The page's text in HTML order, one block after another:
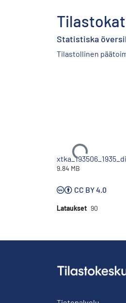
Statistiska
Tilastollinen
Ladataan...
9.84 MB
CC BY 4.0
Lataukset 90